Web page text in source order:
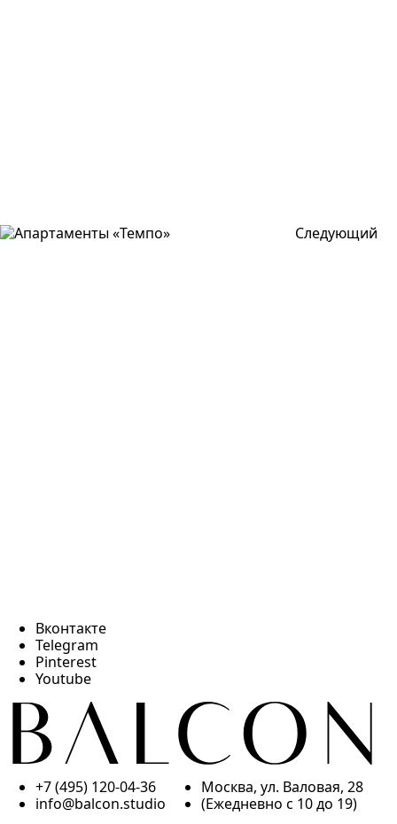
Следующий
Вконтакте
Telegram
Pinterest
Youtube
+7 (495) 120-04-36
info@balcon.studio
Москва, ул. Валовая, 28
(Ежедневно с 10 до 19)